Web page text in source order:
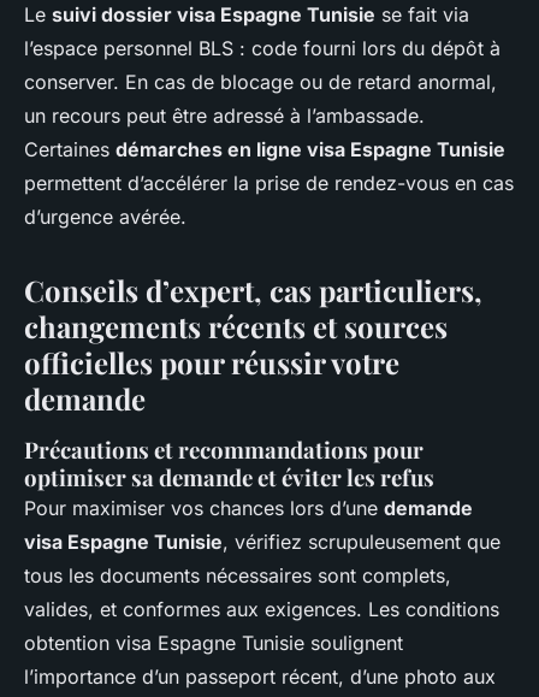
Le suivi dossier visa Espagne Tunisie se fait via
l’espace personnel BLS : code fourni lors du dépôt à
conserver. En cas de blocage ou de retard anormal,
un recours peut être adressé à l’ambassade.
Certaines démarches en ligne visa Espagne Tunisie
permettent d’accélérer la prise de rendez-vous en cas
d’urgence avérée.
Conseils d’expert, cas particuliers,
changements récents et sources
officielles pour réussir votre
demande
Précautions et recommandations pour
optimiser sa demande et éviter les refus
Pour maximiser vos chances lors d’une demande
visa Espagne Tunisie, vérifiez scrupuleusement que
tous les documents nécessaires sont complets,
valides, et conformes aux exigences. Les conditions
obtention visa Espagne Tunisie soulignent
l’importance d’un passeport récent, d’une photo aux